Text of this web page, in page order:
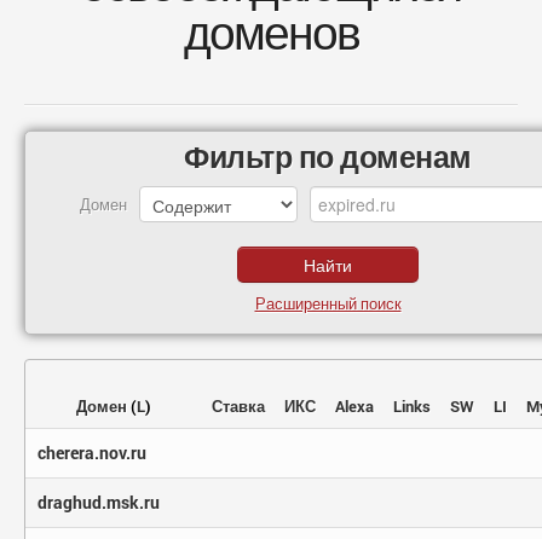
доменов
Фильтр по доменам
Домен
Расширенный поиск
Домен (L) Ставка ИКС Alexa Links SW LI
cherera.nov.ru
draghud.msk.ru